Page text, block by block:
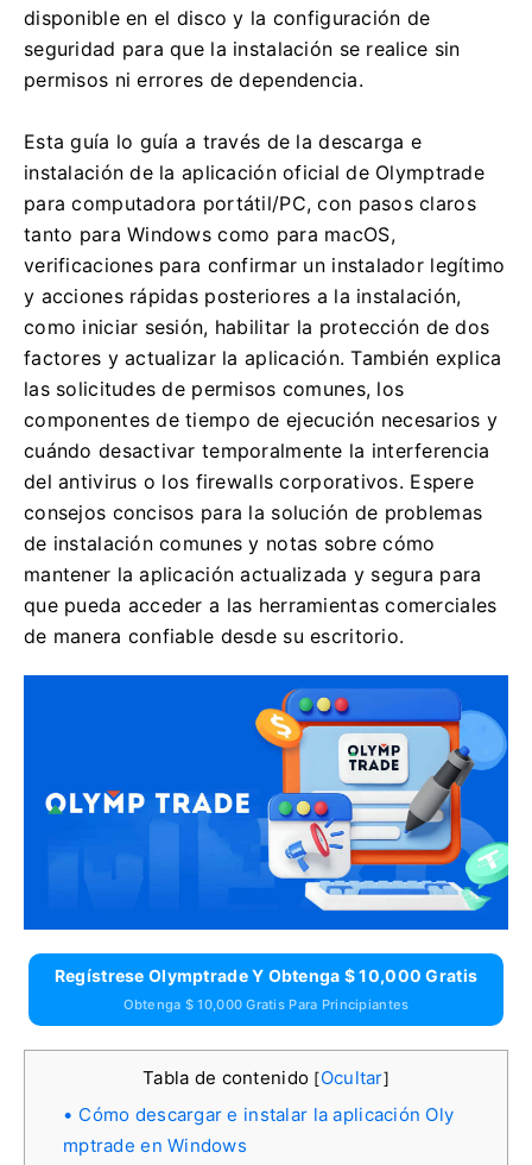
disponible en el disco y la configuración de
seguridad para que la instalación se realice sin
permisos ni errores de dependencia.
Esta guía lo guía a través de la descarga e
instalación de la aplicación oficial de Olymptrade
para computadora portátil/PC, con pasos claros
tanto para Windows como para macOS,
verificaciones para confirmar un instalador legítimo
y acciones rápidas posteriores a la instalación,
como iniciar sesión, habilitar la protección de dos
factores y actualizar la aplicación. También explica
las solicitudes de permisos comunes, los
componentes de tiempo de ejecución necesarios y
cuándo desactivar temporalmente la interferencia
del antivirus o los firewalls corporativos. Espere
consejos concisos para la solución de problemas
de instalación comunes y notas sobre cómo
mantener la aplicación actualizada y segura para
que pueda acceder a las herramientas comerciales
de manera confiable desde su escritorio.
Regístrese Olymptrade Y Obtenga $ 10,000 Gratis
Obtenga $ 10,000 Gratis Para Principiantes
Tabla de contenido [Ocultar]
Cómo descargar e instalar la aplicación Oly
mptrade en Windows